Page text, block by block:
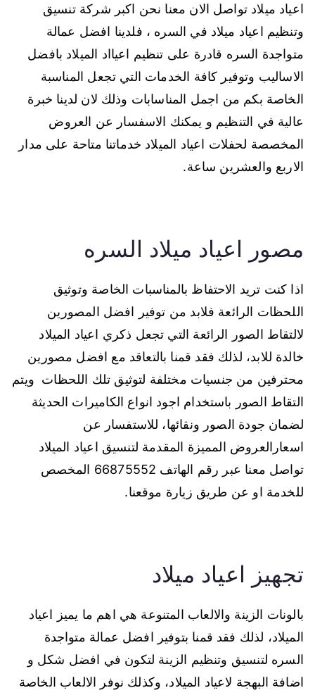
اعياد ميلاد تواصل الان معنا نحن اكبر شركة تنسيق
وتنظيم اعياد ميلاد في السره ، فلدينا افضل عمالة
متواجدة السره قادرة على تنظيم اعيااد الميلاد بافضل
الاساليب وتوفير كافة الخدمات التي تجعل المناسبة
الخاصة بكم من اجمل المناسابات وذلك لان لدينا خبرة
عالية في التنظيم و يمكنك الاسفسار عن العروض
المخصصة لحفلات اعياد الميلاد خدماتنا متاحة على مدار
الاربع والعشرين ساعة.
مصور اعياد ميلاد السره
اذا كنت تريد الاحتفاظ بالمناسبات الخاصة وتوثيق
اللحظات الرائعة فلابد من توفير افضل المصورين
لالتقاط الصور الرائعة التي تجعل ذكري اعياد الميلاد
خالدة للابد، لذلك فقد قمنا بالتعاقد مع افضل مصورين
محترفين من جنسيات مختلفة لتوثيق تلك اللحظات ويتم
التقاط الصور باستخدام اجود انواع الكاميرات الحديثة
لضمان جودة الصور ونقائها، للاستفسار عن
اسعارالعروض المميزة المقدمة لتنسيق اعياد الميلاد
تواصل معنا عبر رقم الهاتف 66875552 المخصص
للخدمة او عن طريق زيارة موقعنا.
تجهيز اعياد ميلاد
بالونات الزينة والالعاب المتنوعة هي اهم ما يميز اعياد
الميلاد، لذلك فقد قمنا بتوفير افضل عمالة متواجدة
السره لتنسيق وتنظيم الزينة لتكون في افضل شكل و
اضافة البهجة لاعياد الميلاد، وكذلك نوفر الالعاب الخاصة